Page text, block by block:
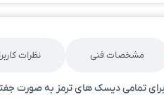
مشخصات فنی نظرات
تمامی دیسک های ترمز به صورت